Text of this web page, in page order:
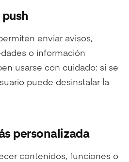
enviar avisos,
o información
usarse con cuidado: si se
puede desinstalar la
personalizada
contenidos, funciones o